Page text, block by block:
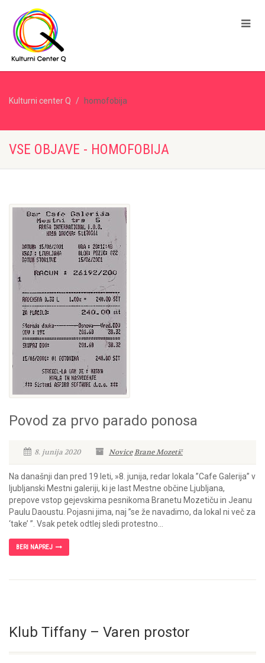
Kulturni center Q homofobija
VSE OBJAVE - HOMOFOBIJA
Povod za prvo parado ponosa
8. junija 2020 NoviceBrane Mozetič
Na današnji dan pred 19 leti, »8. junija, redar lokala ”Cafe Galerija” v
ljubljanski Mestni galeriji, ki je last Mestne občine Ljubljana,
prepove vstop gejevskima pesnikoma Branetu Mozetiču in Jeanu
Paulu Daoustu. Pojasni jima, naj ”se že navadimo, da lokal ni več za
‘take’ ”. Vsak petek odtlej sledi protestno...
BERI NAPREJ
Klub Tiffany – Varen prostor